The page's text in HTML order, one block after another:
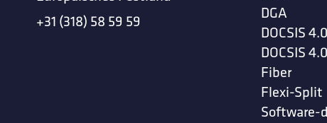
+31 (318) 58 59 59
DGA
DOCSIS
DOCSIS
Fiber
Flexi-Split
Software-